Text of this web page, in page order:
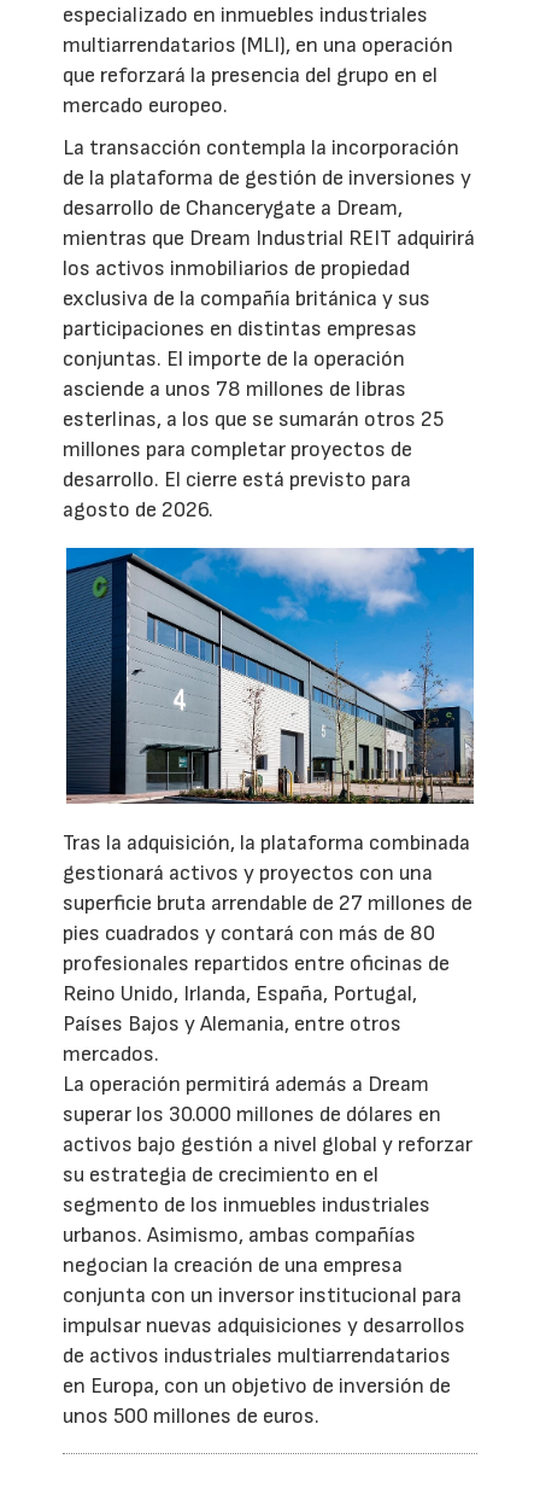
especializado en inmuebles industriales
multiarrendatarios (MLI), en una operación
que reforzará la presencia del grupo en el
mercado europeo.
La transacción contempla la incorporación
de la plataforma de gestión de inversiones y
desarrollo de Chancerygate a Dream,
mientras que Dream Industrial REIT adquirirá
los activos inmobiliarios de propiedad
exclusiva de la compañía británica y sus
participaciones en distintas empresas
conjuntas. El importe de la operación
asciende a unos 78 millones de libras
esterlinas, a los que se sumarán otros 25
millones para completar proyectos de
desarrollo. El cierre está previsto para
agosto de 2026.
Tras la adquisición, la plataforma combinada
gestionará activos y proyectos con una
superficie bruta arrendable de 27 millones de
pies cuadrados y contará con más de 80
profesionales repartidos entre oficinas de
Reino Unido, Irlanda, España, Portugal,
Países Bajos y Alemania, entre otros
mercados.
La operación permitirá además a Dream
superar los 30.000 millones de dólares en
activos bajo gestión a nivel global y reforzar
su estrategia de crecimiento en el
segmento de los inmuebles industriales
urbanos. Asimismo, ambas compañías
negocian la creación de una empresa
conjunta con un inversor institucional para
impulsar nuevas adquisiciones y desarrollos
de activos industriales multiarrendatarios
en Europa, con un objetivo de inversión de
unos 500 millones de euros.